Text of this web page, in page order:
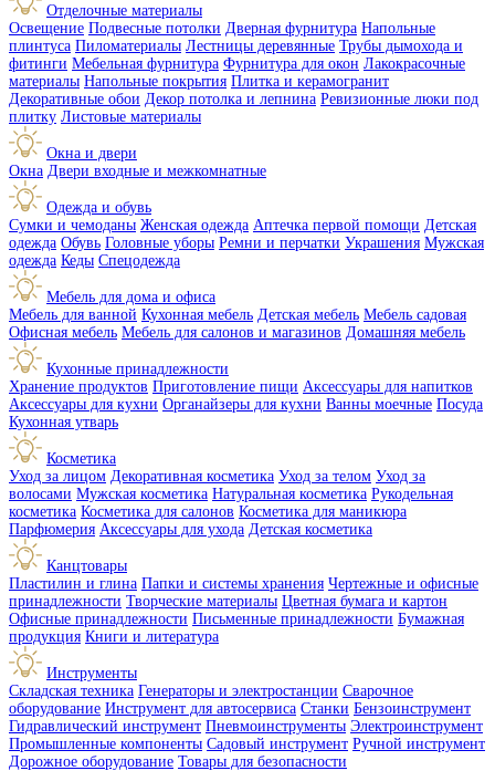
Отделочные материалы
Освещение Подвесные потолки Дверная фурнитура Напольные
плинтуса Пиломатериалы Лестницы деревянные Трубы дымохода и
фитинги Мебельная фурнитура Фурнитура для окон Лакокрасочные
материалы Напольные покрытия Плитка и керамогранит
Декоративные обои Декор потолка и лепнина Ревизионные люки под
плитку Листовые материалы
Окна и двери
Окна Двери входные и межкомнатные
Одежда и обувь
Сумки и чемоданы Женская одежда Аптечка первой помощи Детская
одежда Обувь Головные уборы Ремни и перчатки Украшения Мужская
одежда Кеды Спецодежда
Мебель для дома и офиса
Мебель для ванной Кухонная мебель Детская мебель Мебель садовая
Офисная мебель Мебель для салонов и магазинов Домашняя мебель
Кухонные принадлежности
Хранение продуктов Приготовление пищи Аксессуары для напитков
Аксессуары для кухни Органайзеры для кухни Ванны моечные Посуда
Кухонная утварь
Косметика
Уход за лицом Декоративная косметика Уход за телом Уход за
волосами Мужская косметика Натуральная косметика Рукодельная
косметика Косметика для салонов Косметика для маникюра
Парфюмерия Аксессуары для ухода Детская косметика
Канцтовары
Пластилин и глина Папки и системы хранения Чертежные и офисные
принадлежности Творческие материалы Цветная бумага и картон
Офисные принадлежности Письменные принадлежности Бумажная
продукция Книги и литература
Инструменты
Складская техника Генераторы и электростанции Сварочное
оборудование Инструмент для автосервиса Станки Бензоинструмент
Гидравлический инструмент Пневмоинструменты Электроинструмент
Промышленные компоненты Садовый инструмент Ручной инструмент
Дорожное оборудование Товары для безопасности